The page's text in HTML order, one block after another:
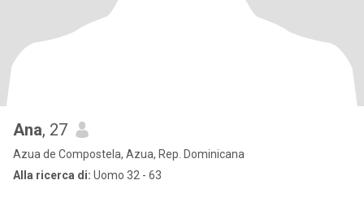
Ana, 27
Azua de Compostela, Azua, Rep. Dominicana
Alla ricerca di: Uomo 32 - 63